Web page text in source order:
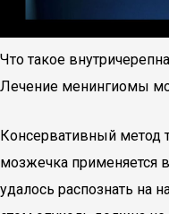
Что такое
Лечение менингиомы
Консервативный метод
мозжечка применяется
удалось распознать на